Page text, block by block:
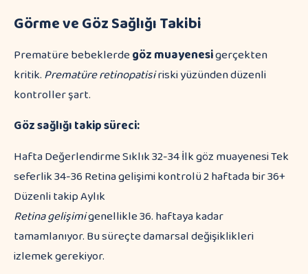
Görme ve Göz Sağlığı Takibi
Prematüre bebeklerdegöz muayenesigerçekten
kritik.Prematüre retinopatisiriski yüzünden düzenli
kontroller şart.
Göz sağlığı takip süreci:
Hafta Değerlendirme Sıklık 32-34 İlk göz muayenesi Tek
seferlik 34-36 Retina gelişimi kontrolü 2 haftada bir 36+
Düzenli takip Aylık
Retina gelişimigenellikle 36. haftaya kadar
tamamlanıyor. Bu süreçte damarsal değişiklikleri
izlemek gerekiyor.